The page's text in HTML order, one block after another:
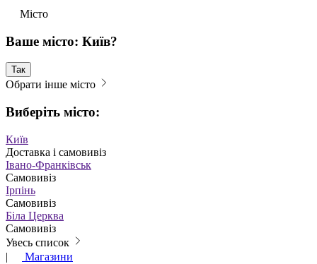
Місто
Ваше місто: Київ?
Так
Обрати інше місто
Виберіть місто:
Київ
Доставка і самовивіз
Івано-Франківськ
Самовивіз
Ірпінь
Самовивіз
Біла Церква
Самовивіз
Увесь список
|
Магазини